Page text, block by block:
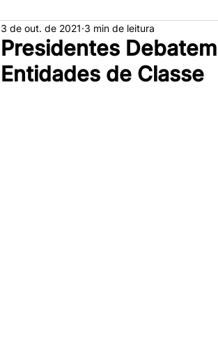
Presidentes
Entidades de Classe
3 de out. de 2021 3 min de leitura